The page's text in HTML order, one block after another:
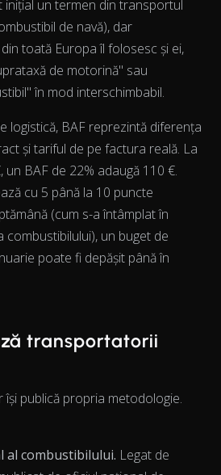
Chart
inițial un termen din transportul
de navă), dar
toată Europa îl folosesc și ei,
de motorină" sau
în mod interschimbabil.
logistică, BAF reprezintă diferența
și tariful de pe factura reală. La
BAF de 22% adaugă 110 €.
cu 5 până la 10 puncte
(cum s-a întâmplat în
combustibilului), un buget de
poate fi depășit până în
transportatorii
publică propria metodologie.
al combustibilului. Legat de